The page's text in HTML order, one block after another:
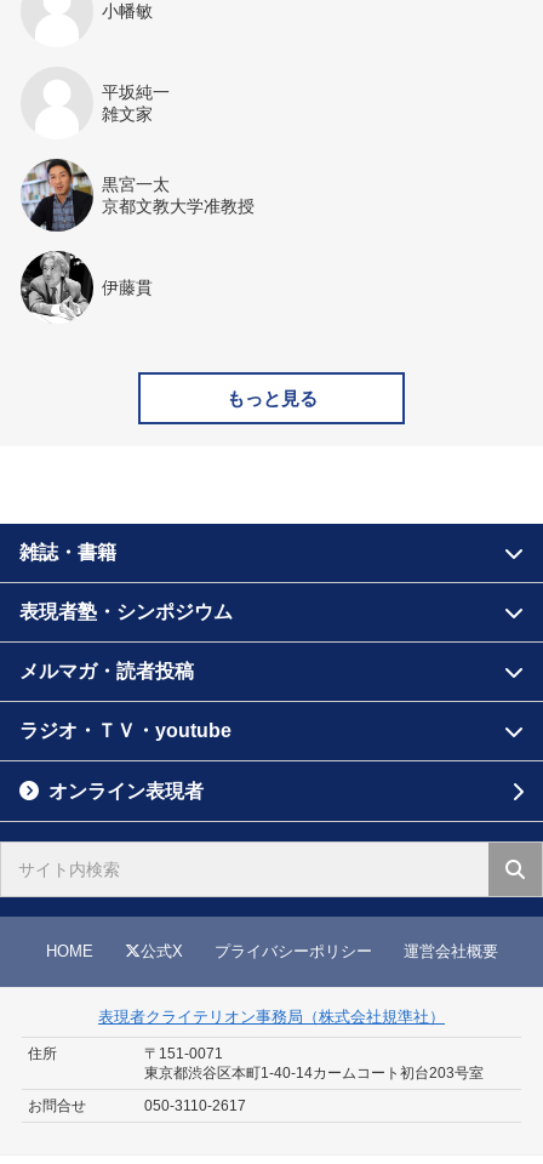
小幡敏
平坂純一
雑文家
黒宮一太
京都文教大学准教授
伊藤貫
もっと見る
雑誌・書籍
表現者塾・シンポジウム
メルマガ・読者投稿
ラジオ・ＴＶ・youtube
オンライン表現者
HOME 公式X プライバシーポリシー 運営会社概要
表現者クライテリオン事務局（株式会社規準社）
住所
〒151-0071
東京都渋谷区本町1-40-14カームコート初台203号室
お問合せ
050-3110-2617